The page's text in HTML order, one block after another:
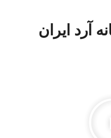
آرد ایران